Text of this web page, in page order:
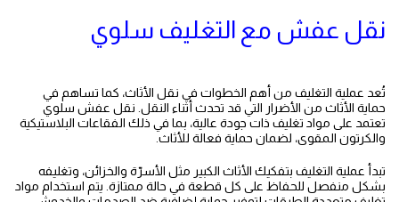
نقل عفش مع التغليف سلوي
تُعد عملية التغليف من أهم الخطوات في نقل الأثاث، كما تساهم في
حماية الأثاث من الأضرار التي قد تحدث أثناء النقل. نقل عفش سلوي
تعتمد على مواد تغليف ذات جودة عالية، بما في ذلك الفقاعات البلاستيكية
والكرتون المقوى، لضمان حماية فعالة للأثاث.
تبدأ عملية التغليف بتفكيك الأثاث الكبير مثل الأسرّة والخزائن، وتغليفه
بشكل منفصل للحفاظ على كل قطعة في حالة ممتازة. يتم استخدام مواد